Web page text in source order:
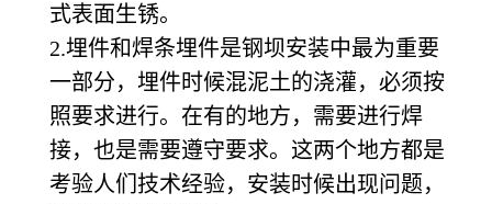
式表面生锈。
2.埋件和焊条埋件是钢坝安装中最为重要
一部分，埋件时候混泥土的浇灌，必须按
照要求进行。在有的地方，需要进行焊
接，也是需要遵守要求。这两个地方都是
考验人们技术经验，安装时候出现问题，